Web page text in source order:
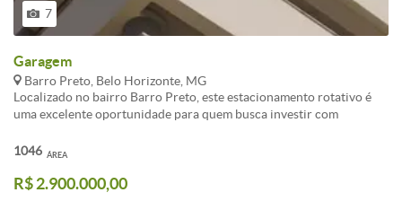
7
Garagem
Barro Preto, Belo Horizonte, MG
Localizado no bairro Barro Preto, este estacionamento rotativo é
uma excelente oportunidade para quem busca investir com
/>Confira os diferenciais que tornam este imóvel único:<br /><br
Araguari, com elevador exclusivo para pedestres, e saída pela Rua
ÁREA
1046
R$ 2.900.000,00